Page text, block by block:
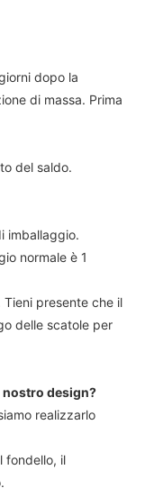
dopo la
di massa. Prima
del saldo.
imballaggio.
normale è 1
presente che il
delle scatole per
nostro design?
realizzarlo
fondello, il